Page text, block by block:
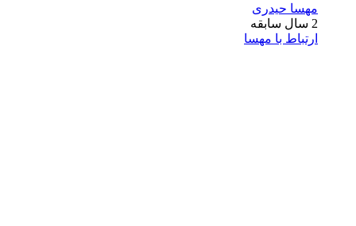
مهسا حیدری
2 سال سابقه
ارتباط با مهسا